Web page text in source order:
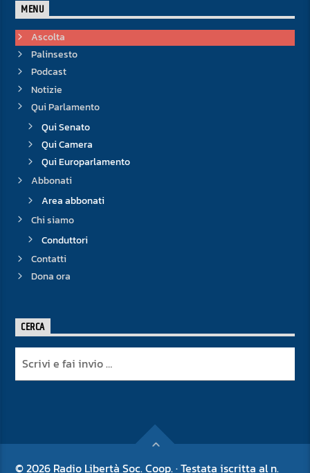
MENU
Ascolta
Palinsesto
Podcast
Notizie
Qui Parlamento
Qui Senato
Qui Camera
Qui Europarlamento
Abbonati
Area abbonati
Chi siamo
Conduttori
Contatti
Dona ora
CERCA
© 2026 Radio Libertà Soc. Coop. · Testata iscritta al n.